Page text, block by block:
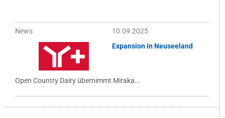
News
10.09.2025
Expansion in Neuseeland
Open Country Dairy übernimmt Miraka...